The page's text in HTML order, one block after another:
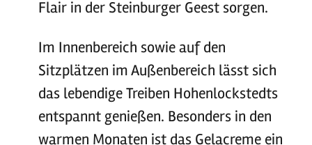
Flair in der Steinburger Geest sorgen.
Im Innenbereich sowie auf den
Sitzplätzen im Außenbereich lässt sich
das lebendige Treiben Hohenlockstedts
entspannt genießen. Besonders in den
warmen Monaten ist das Gelacreme ein